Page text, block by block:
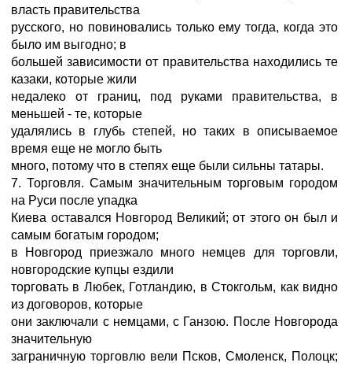
власть правительства
русского, но повиновались только ему тогда, когда это
было им выгодно; в
большей зависимости от правительства находились те
казаки, которые жили
недалеко от границ, под руками правительства, в
меньшей - те, которые
удалялись в глубь степей, но таких в описываемое
время еще не могло быть
много, потому что в степях еще были сильны татары.
7. Торговля. Самым значительным торговым городом
на Руси после упадка
Киева оставался Новгород Великий; от этого он был и
самым богатым городом;
в Новгород приезжало много немцев для торговли,
новгородские купцы ездили
торговать в Любек, Готландию, в Стокгольм, как видно
из договоров, которые
они заключали с немцами, с Ганзою. После Новгорода
значительную
заграничную торговлю вели Псков, Смоленск, Полоцк;